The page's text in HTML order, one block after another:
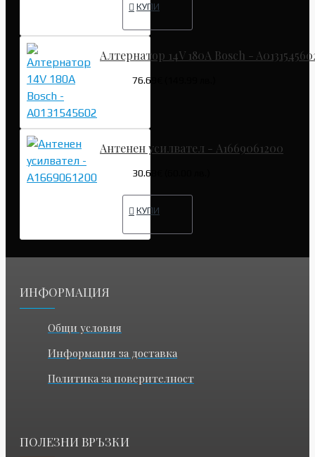
КУПИ
Алтернатор 14V 180A Bosch -
76.69€ (149.99 лв.)
Антенен усилвател - A1669061200
30.68€ (60.00 лв.)
КУПИ
ИНФОРМАЦИЯ
Общи условия
Информация за доставка
Политика за поверителност
ПОЛЕЗНИ ВРЪЗКИ